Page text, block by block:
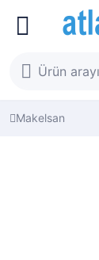
Makelsan